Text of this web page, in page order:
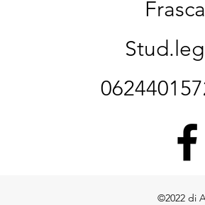
©2022 di